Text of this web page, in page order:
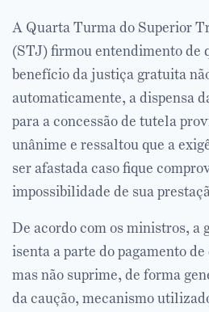
A Quarta Turma do Superior
(STJ) firmou entendimento de
benefício da justiça gratuita
automaticamente, a dispensa
para a concessão de tutela
unânime e ressaltou que a
ser afastada caso fique
impossibilidade de sua
De acordo com os ministros, a
isenta a parte do pagamento
mas não suprime, de forma
da caução, mecanismo